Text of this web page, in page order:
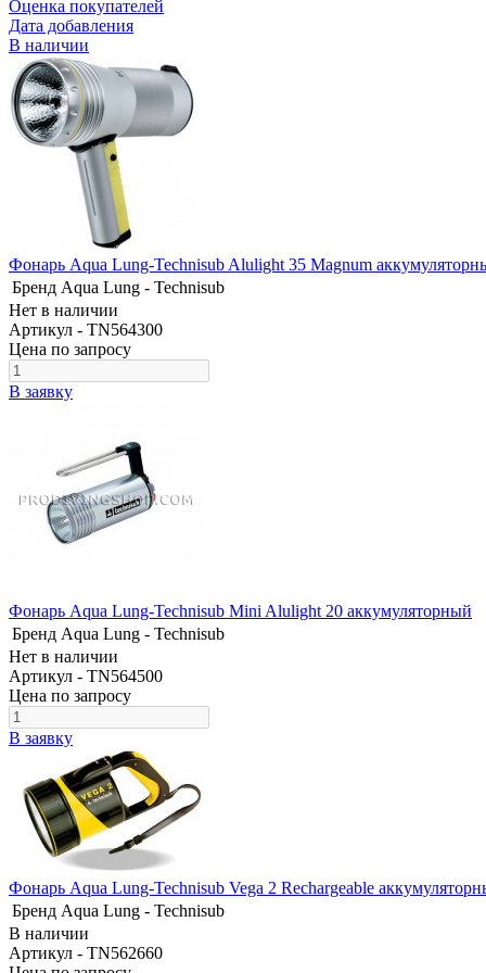
Оценка покупателей
Дата добавления
В наличии
Фонарь Aqua Lung-Technisub Alulight 35 Magnum
Бренд Aqua Lung - Technisub
Нет в наличии
Артикул - TN564300
Цена по запросу
В заявку
Фонарь Aqua Lung-Technisub Mini Alulight 20 аккумуляторный
Бренд Aqua Lung - Technisub
Нет в наличии
Артикул - TN564500
Цена по запросу
В заявку
Фонарь Aqua Lung-Technisub Vega 2 Rechargeable
Бренд Aqua Lung - Technisub
В наличии
Артикул - TN562660